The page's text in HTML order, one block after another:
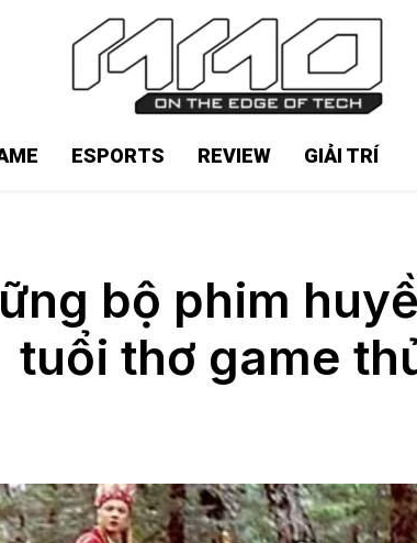
ESPORTS REVIEW GIẢI TRÍ
bộ phim
tuổi thơ game